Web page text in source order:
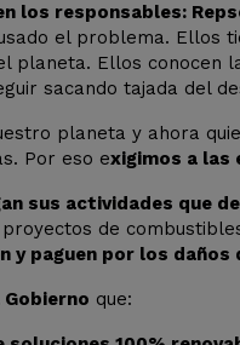
los responsables:
el problema. Ellos
planeta. Ellos conocen
sacando tajada del
planeta y ahora
Por eso exigimos a las
sus actividades que
proyectos de
y paguen por los daños
Gobierno que: